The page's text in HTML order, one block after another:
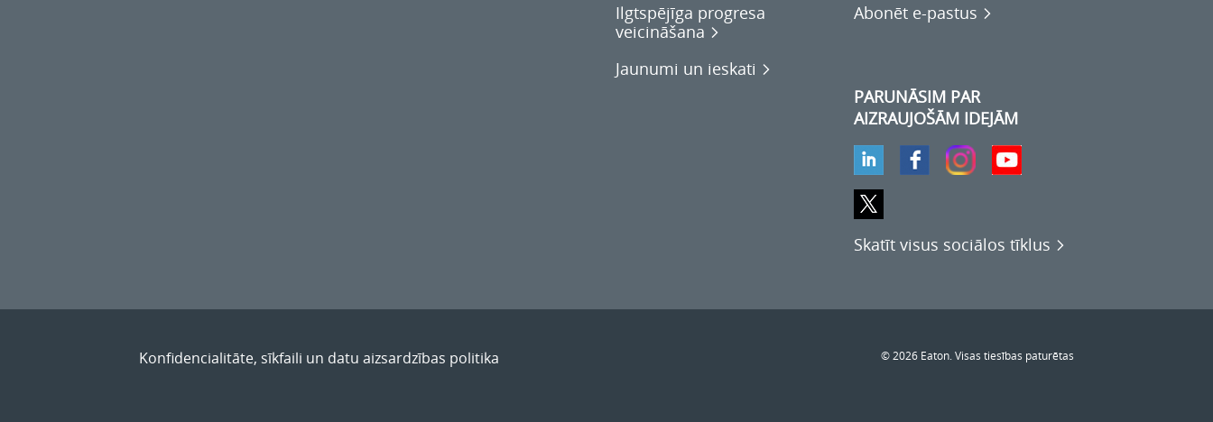
Ilgtspējīga progresa
veicināšana
Jaunumi un ieskati
Abonēt e-pastus
PARUNĀSIM PAR
AIZRAUJOŠĀM IDEJĀM
Skatīt visus sociālos tīklus
Konfidencialitāte, sīkfaili un datu aizsardzības politika © 2026 Eaton. Visas tiesības paturētas